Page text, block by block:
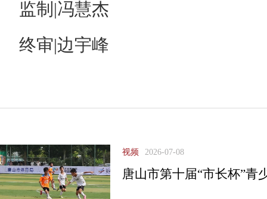
监制|冯慧杰
终审|边宇峰
视频 2026-07-08
唐山市第十届“市长杯”青